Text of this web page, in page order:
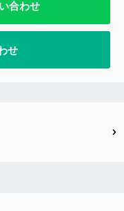
合わせ
せ